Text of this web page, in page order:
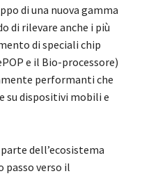
di una nuova gamma
di rilevare anche i più
di speciali chip
e il Bio-processore)
performanti che
dispositivi mobili e
dell’ecosistema
verso il